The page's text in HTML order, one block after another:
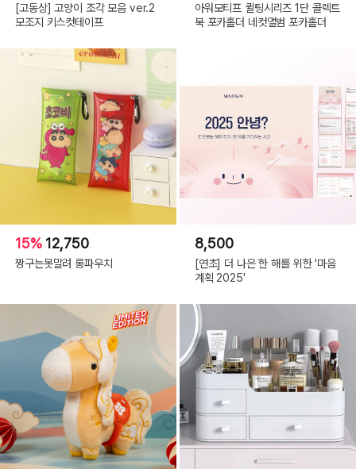
[고동상] 고양이 조각 모음 ver.2
모조지 키스컷테이프
아워모티프 퀼팅시리즈 1단 콜렉트
북 포카홀더 네컷앨범 포카홀더
15% 12,750
짱구는못말려 롱파우치
8,500
[연초] 더 나은 한 해를 위한 '마음
계획 2025'